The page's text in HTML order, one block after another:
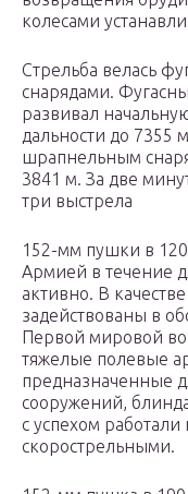
колесами
Стрельба велась
снарядами.
развивал
дальности до 7355
шрапнельным
3841 м. За две
три выстрела
152-мм пушки в 120
Армией в течение
активно. В
задействованы в
Первой мировой
тяжелые полевые
предназначенные
сооружений,
с успехом
скорострельными.